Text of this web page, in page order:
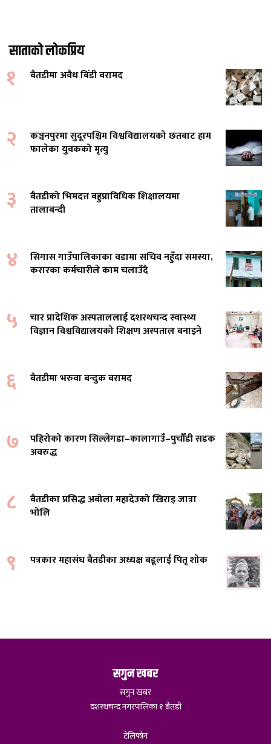
साताको लोकप्रिय
१ बैतडीमा अवैध बिँडी बरामद
२
कञ्चनपुरमा सुदूरपश्चिम विश्वविद्यालयको छतबाट हाम
फालेका युवकको मृत्यु
३
बैतडीको भिमदत्त बहुप्राविधिक शिक्षालयमा
तालाबन्दी
४
सिगास गाउँपालिकाका वडामा सचिव नहुँदा समस्या,
करारका कर्मचारीले काम चलाउँदै
५
चार प्रादेशिक अस्पताललाई दशरथचन्द स्वास्थ्य
विज्ञान विश्वविद्यालयको शिक्षण अस्पताल बनाइने
६ बैतडीमा भरुवा बन्दुक बरामद
७
पहिरोको कारण सिल्लेगडा–कालागाउँ–पुर्चौंडी सडक
अवरुद्ध
८
बैतडीका प्रसिद्ध अबोला महादेउको खिराइ जात्रा
भोलि
९ पत्रकार महासंघ बैतडीका अध्यक्ष बडूलाई पितृ शोक
सगुन खबर
सगुन खबर
दशरथचन्द नगरपालिका १ बैतडी
टेलिफोन